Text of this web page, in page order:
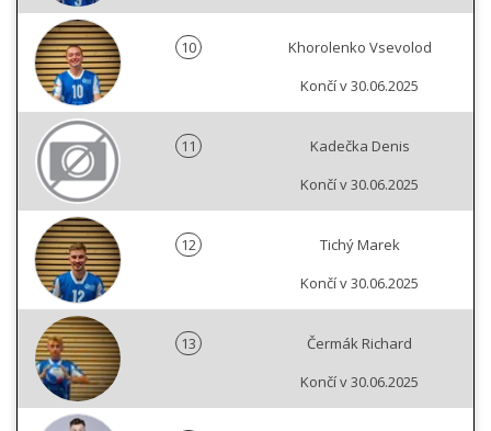
10
Khorolenko Vsevolod
Končí v 30.06.2025
11
Kadečka Denis
Končí v 30.06.2025
12
Tichý Marek
Končí v 30.06.2025
13
Čermák Richard
Končí v 30.06.2025